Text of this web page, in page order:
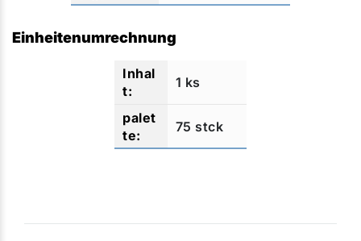
Einheitenumrechnung
1 ks
75 stck